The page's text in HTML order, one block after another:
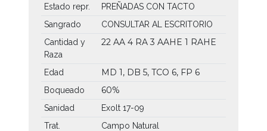
Estado repr.
PREÑADAS CON TACTO
Sangrado
CONSULTAR AL ESCRITORIO
Cantidad y
Raza
22 AA 4 RA 3 AAHE 1 RAHE
Edad MD 1, DB 5, TCO 6, FP 6
Boqueado 60%
Sanidad
Exolt 17-09
Trat.
Campo Natural